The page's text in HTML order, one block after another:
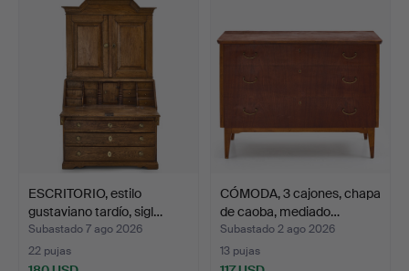
ESCRITORIO, estilo
gustaviano tardío, sigl…
Subastado 7 ago 2026
22 pujas
CÓMODA, 3 cajones, chapa
de caoba, mediado…
Subastado 2 ago 2026
13 pujas